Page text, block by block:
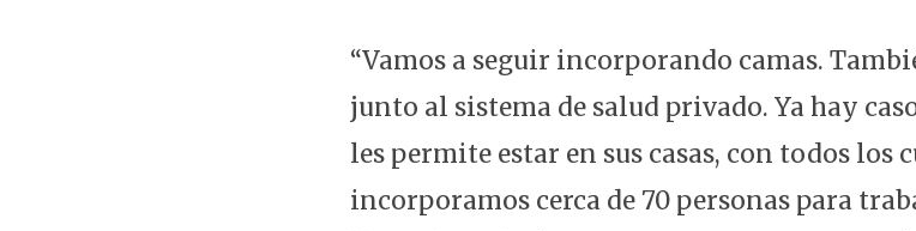
“Vamos a seguir incorporando camas.
junto al sistema de salud privado. Ya hay
les permite estar en sus casas, con todos los
incorporamos cerca de 70 personas para